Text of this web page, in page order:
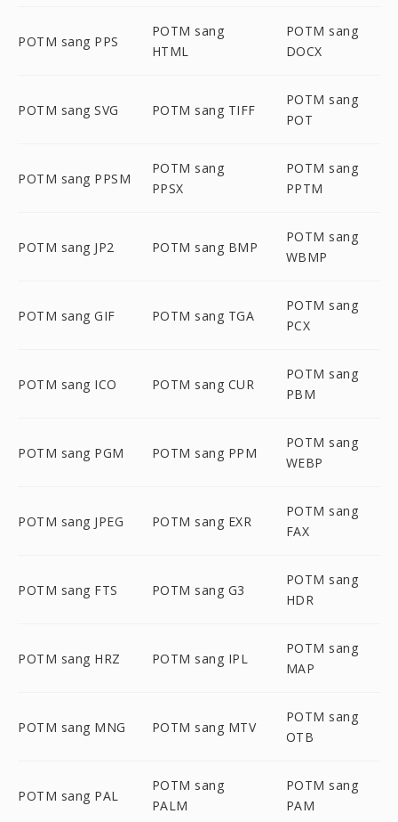
POTM sang PPS
POTM sang
HTML
POTM sang
DOCX
POTM sang SVG POTM sang TIFF
POTM sang
POT
POTM sang PPSM
POTM sang
PPSX
POTM sang
PPTM
POTM sang JP2 POTM sang BMP
POTM sang
WBMP
POTM sang GIF POTM sang TGA
POTM sang
PCX
POTM sang ICO POTM sang CUR
POTM sang
PBM
POTM sang PGM POTM sang PPM
POTM sang
WEBP
POTM sang JPEG POTM sang EXR
POTM sang
FAX
POTM sang FTS POTM sang G3
POTM sang
HDR
POTM sang HRZ POTM sang IPL
POTM sang
MAP
POTM sang MNG POTM sang MTV
POTM sang
OTB
POTM sang PAL
POTM sang
PALM
POTM sang
PAM